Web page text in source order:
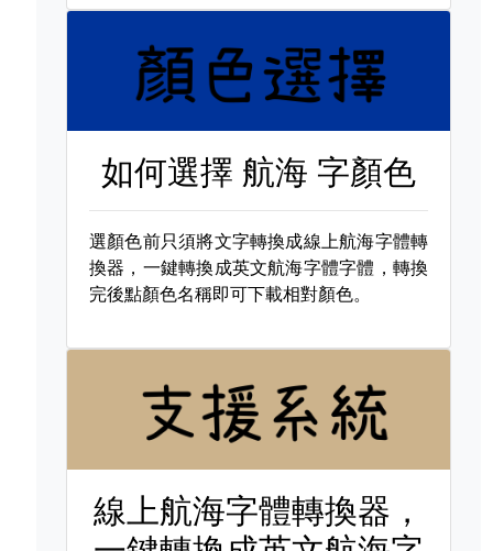
如何選擇 航海 字顏色
選顏色前只須將文字轉換成線上航海字體轉
換器，一鍵轉換成英文航海字體字體，轉換
完後點顏色名稱即可下載相對顏色。
線上航海字體轉換器，